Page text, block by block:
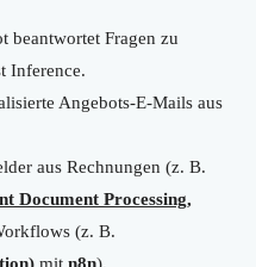
beantwortet Fragen zu
Inference.
Angebots-E-Mails aus
aus Rechnungen (z. B.
Document Processing,
(z. B.